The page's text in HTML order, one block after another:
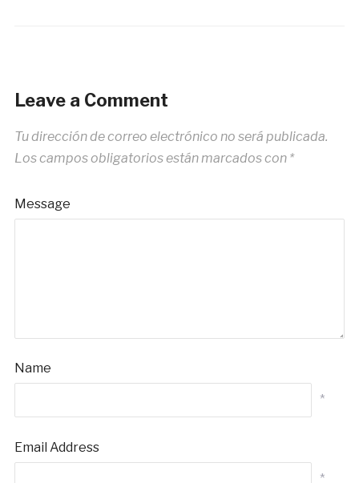
Leave a Comment
Tu dirección de correo electrónico no será publicada.
Los campos obligatorios están marcados con *
Message
Name
*
Email Address
*